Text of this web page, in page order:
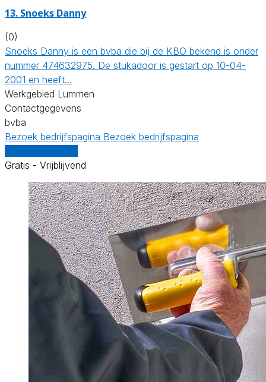
13. Snoeks Danny
(0)
Snoeks Danny is een bvba die bij de KBO bekend is onder
nummer 474632975. De stukadoor is gestart op 10-04-
2001 en heeft…
Werkgebied Lummen
Contactgegevens
bvba
Bezoek bedrijfspagina Bezoek bedrijfspagina
Gratis - Vrijblijvend